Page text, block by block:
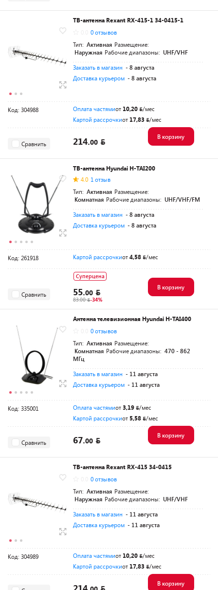
ТВ-антенна Rexant RX-415-1 34-0415-1
0 отзывов
Тип: Активная Размещение:
Наружная Рабочие диапазоны: UHF/VHF
Заказать в магазин - 8 августа
Доставка курьером - 8 августа
Код: 304988 Оплата частямиот 10,20
/мес
Картой рассрочкиот 17,83 /мес
Сравнить 214.00
В корзину
ТВ-антенна Hyundai H-TAI200
4.0 1 отзыв
Тип: Активная Размещение:
Комнатная Рабочие диапазоны: UHF/VHF/FM
Заказать в магазин - 8 августа
Доставка курьером - 8 августа
Код: 261918 Картой рассрочкиот4,58 /мес
Сравнить
Суперцена
55.00
83.00 -34%
В корзину
Антенна телевизионная Hyundai H-TAI400
0 отзывов
Тип: Активная Размещение:
Комнатная Рабочие диапазоны: 470 - 862
МГц
Заказать в магазин - 11 августа
Доставка курьером - 11 августа
Код: 335001 Оплата частямиот3,19
/мес
Картой рассрочкиот 5,58 /мес
Сравнить 67.00
В корзину
ТВ-антенна Rexant RX-415 34-0415
0 отзывов
Тип: Активная Размещение:
Наружная Рабочие диапазоны: UHF/VHF
Заказать в магазин - 11 августа
Доставка курьером - 11 августа
Код: 304989 Оплата частямиот 10,20
/мес
Картой рассрочкиот 17,83 /мес
В корзину